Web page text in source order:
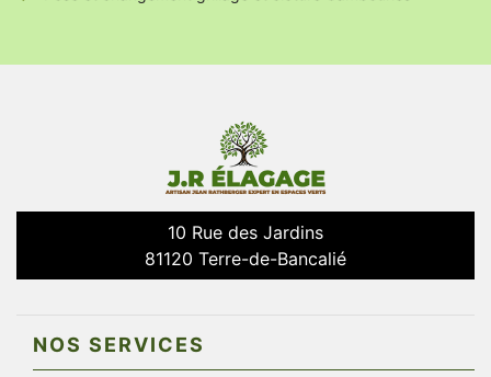
10 Rue des Jardins
81120 Terre-de-Bancalié
NOS SERVICES